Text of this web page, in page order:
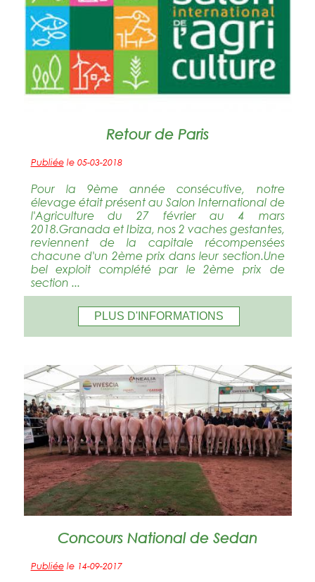
Retour de Paris
Publiéele 05-03-2018
Pour la 9ème année consécutive, notre
élevage était présent au Salon International de
l'Agriculture du 27 février au 4 mars
2018.Granada et Ibiza, nos 2 vaches gestantes,
reviennent de la capitale récompensées
chacune d'un 2ème prix dans leur section.Une
bel exploit complété par le 2ème prix de
section ...
PLUS D'INFORMATIONS
Concours National de Sedan
Publiéele 14-09-2017